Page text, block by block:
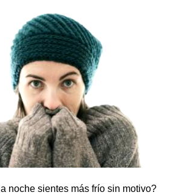
noche sientes más frío sin motivo?